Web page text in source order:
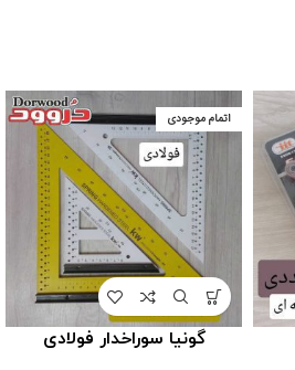
اتمام موجودی
گونیا سوراخدار فولادی